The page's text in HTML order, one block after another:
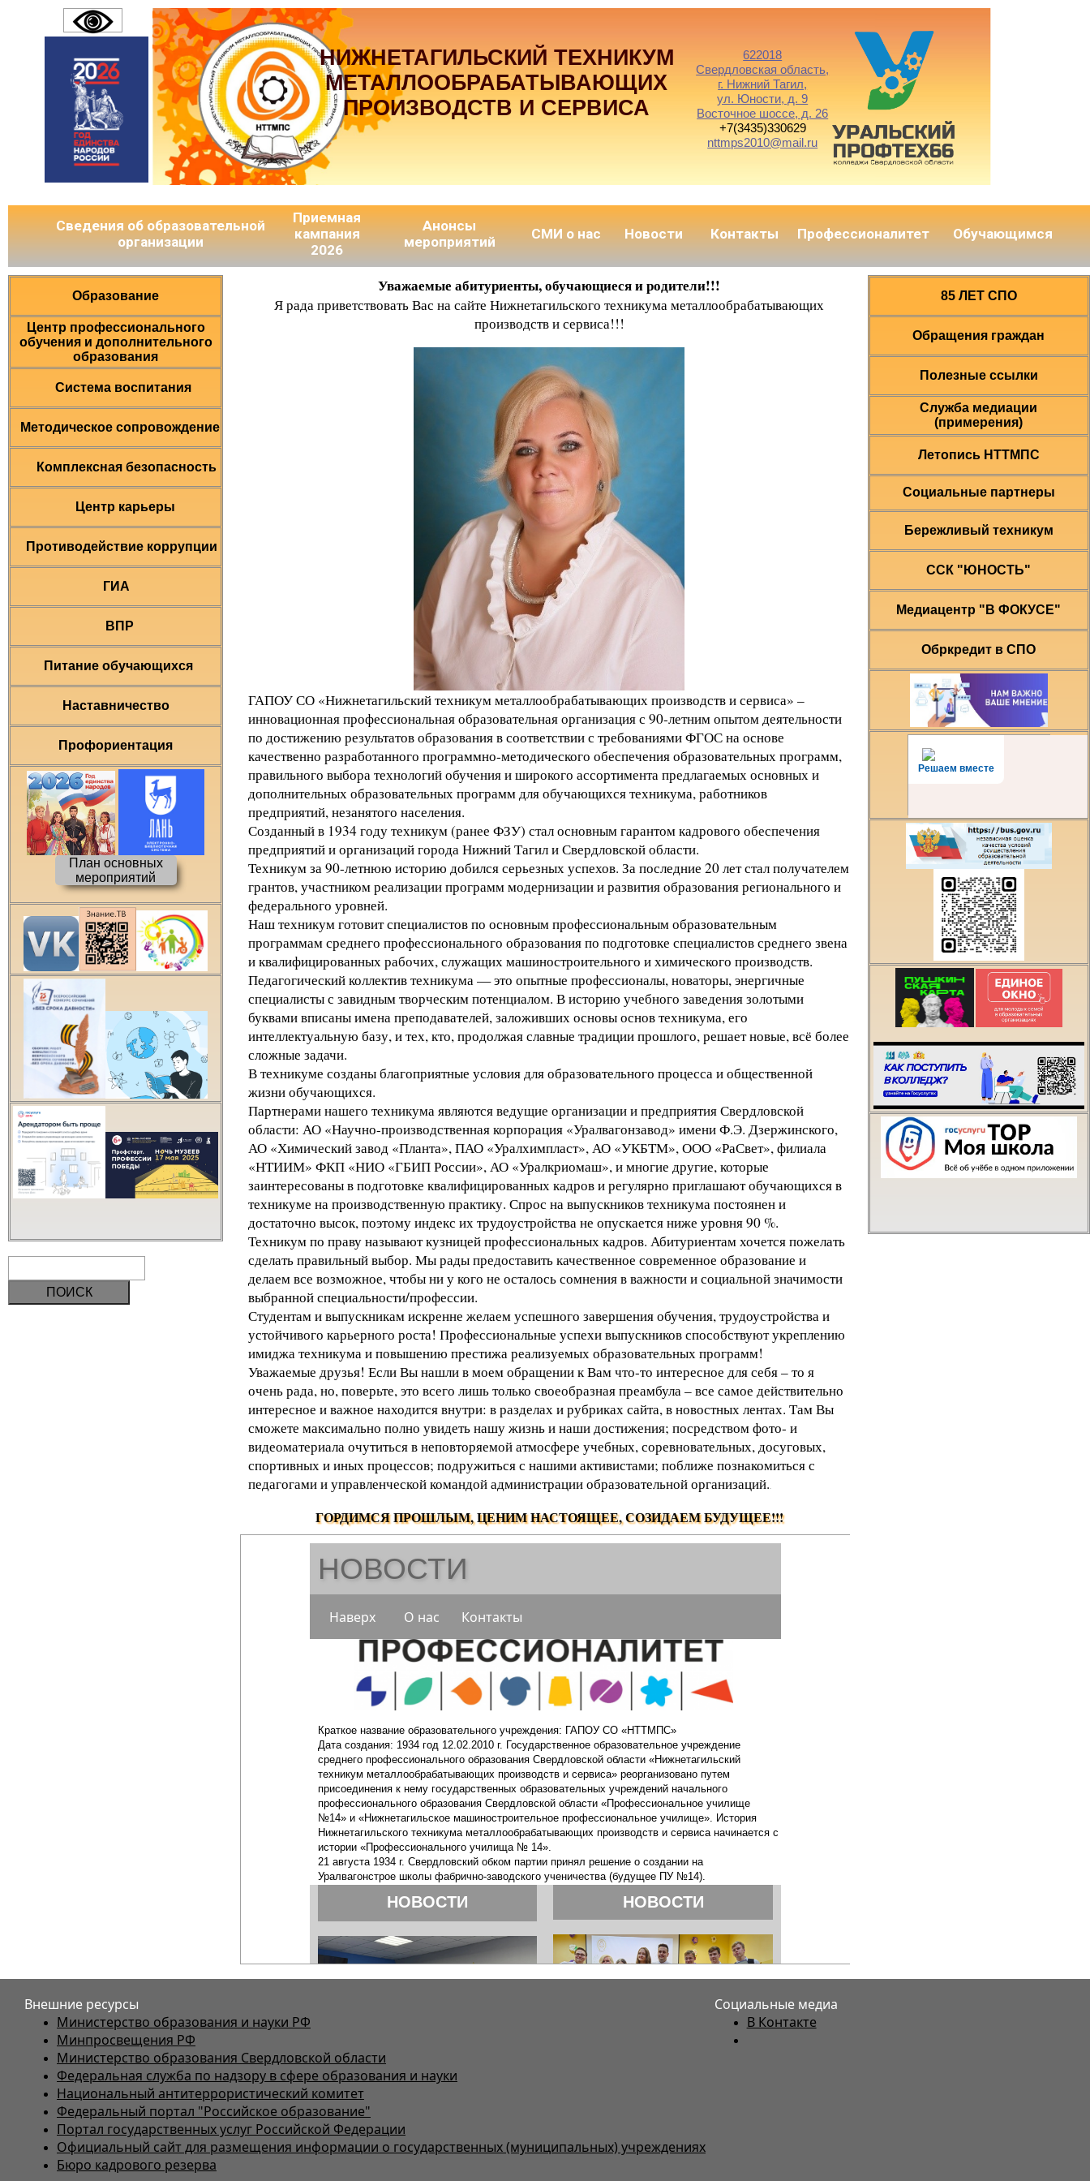
НИЖНЕТАГИЛЬСКИЙ ТЕХНИКУМ
МЕТАЛЛООБРАБАТЫВАЮЩИХ
ПРОИЗВОДСТВ И СЕРВИСА
622018
Свердловская область,
г. Нижний Тагил,
ул. Юности, д. 9
Восточное шоссе, д. 26
+7(3435)330629
nttmps2010@mail.ru
Сведения об образовательной
организации
Приемная
кампания
2026
Анонсы
мероприятий
СМИ о нас Новости Контакты Профессионалитет Обучающимся
Образование
Центр профессионального
обучения и дополнительного
образования
Система воспитания
Методическое сопровождение
Комплексная безопасность
Центр карьеры
Противодействие коррупции
ГИА
ВПР
Питание обучающихся
Наставничество
Профориентация
План основных
мероприятий
Уважаемые абитуриенты, обучающиеся и родители!!!
Я рада приветствовать Вас на сайте Нижнетагильского техникума металлообрабатывающих
производств и сервиса!!!
ГАПОУ СО «Нижнетагильский техникум металлообрабатывающих производств и сервиса» –
инновационная профессиональная образовательная организация с 90-летним опытом деятельности
по достижению результатов образования в соответствии с требованиями ФГОС на основе
качественно разработанного программно-методического обеспечения образовательных программ,
правильного выбора технологий обучения и широкого ассортимента предлагаемых основных и
дополнительных образовательных программ для обучающихся техникума, работников
предприятий, незанятого населения.
Созданный в 1934 году техникум (ранее ФЗУ) стал основным гарантом кадрового обеспечения
предприятий и организаций города Нижний Тагил и Свердловской области.
Техникум за 90-летнюю историю добился серьезных успехов. За последние 20 лет стал получателем
грантов, участником реализации программ модернизации и развития образования регионального и
федерального уровней.
Наш техникум готовит специалистов по основным профессиональным образовательным
программам среднего профессионального образования по подготовке специалистов среднего звена
и квалифицированных рабочих, служащих машиностроительного и химического производств.
Педагогический коллектив техникума — это опытные профессионалы, новаторы, энергичные
специалисты с завидным творческим потенциалом. В историю учебного заведения золотыми
буквами вписаны имена преподавателей, заложивших основы основ техникума, его
интеллектуальную базу, и тех, кто, продолжая славные традиции прошлого, решает новые, всё более
сложные задачи.
В техникуме созданы благоприятные условия для образовательного процесса и общественной
жизни обучающихся.
Партнерами нашего техникума являются ведущие организации и предприятия Свердловской
области: АО «Научно-производственная корпорация «Уралвагонзавод» имени Ф.Э. Дзержинского,
АО «Химический завод «Планта», ПАО «Уралхимпласт», АО «УКБТМ», ООО «РаСвет», филиала
«НТИИМ» ФКП «НИО «ГБИП России», АО «Уралкриомаш», и многие другие, которые
заинтересованы в подготовке квалифицированных кадров и регулярно приглашают обучающихся в
техникуме на производственную практику. Спрос на выпускников техникума постоянен и
достаточно высок, поэтому индекс их трудоустройства не опускается ниже уровня 90 %.
Техникум по праву называют кузницей профессиональных кадров. Абитуриентам хочется пожелать
сделать правильный выбор. Мы рады предоставить качественное современное образование и
делаем все возможное, чтобы ни у кого не осталось сомнения в важности и социальной значимости
выбранной специальности/профессии.
Студентам и выпускникам искренне желаем успешного завершения обучения, трудоустройства и
устойчивого карьерного роста! Профессиональные успехи выпускников способствуют укреплению
имиджа техникума и повышению престижа реализуемых образовательных программ!
Уважаемые друзья! Если Вы нашли в моем обращении к Вам что-то интересное для себя – то я
очень рада, но, поверьте, это всего лишь только своеобразная преамбула – все самое действительно
интересное и важное находится внутри: в разделах и рубриках сайта, в новостных лентах. Там Вы
сможете максимально полно увидеть нашу жизнь и наши достижения; посредством фото- и
видеоматериала очутиться в неповторяемой атмосфере учебных, соревновательных, досуговых,
спортивных и иных процессов; подружиться с нашими активистами; поближе познакомиться с
педагогами и управленческой командой администрации образовательной организаций.
ГОРДИМСЯ ПРОШЛЫМ, ЦЕНИМ НАСТОЯЩЕЕ, СОЗИДАЕМ БУДУЩЕЕ!!!
85 ЛЕТ СПО
Обращения граждан
Полезные ссылки
Служба медиации
(примерения)
Летопись НТТМПС
Социальные партнеры
Бережливый техникум
ССК "ЮНОСТЬ"
Медиацентр "В ФОКУСЕ"
Обркредит в СПО
Решаем вместе
Есть
организации
процесса или
как сделать
лучше?
Написать о
Внешние ресурсы
Министерство образования и науки РФ
Минпросвещения РФ
Министерство образования Свердловской области
Федеральная служба по надзору в сфере образования и науки
Национальный антитеррористический комитет
Федеральный портал "Российское образование"
Портал государственных услуг Российской Федерации
Официальный сайт для размещения информации о государственных (муниципальных) учреждениях
Бюро кадрового резерва
Социальные медиа
В Контакте